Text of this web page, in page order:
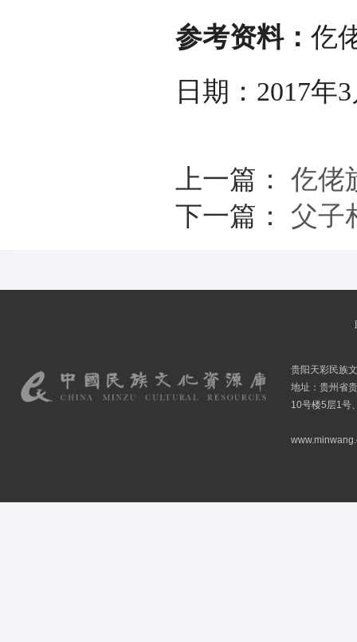
参考资料： 仡
日期：2017年
上一篇： 仡佬
下一篇： 父子
贵阳天彩民族
地址：贵州省
10号楼5层1号